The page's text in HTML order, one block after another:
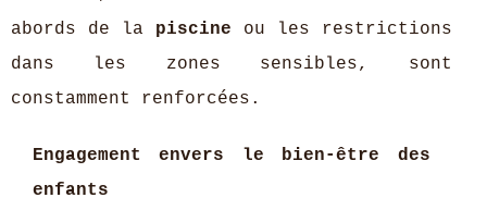
abords de la piscine ou les restrictions
dans les zones sensibles, sont
constamment renforcées.
Engagement envers le bien-être des
enfants